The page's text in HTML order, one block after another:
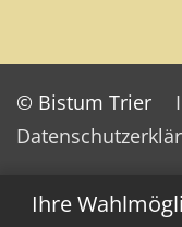
Ihre
© Bistum Trier